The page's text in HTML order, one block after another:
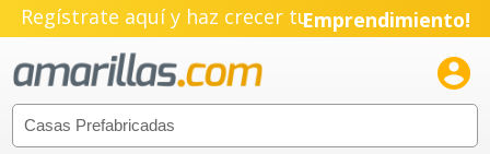
Regístrate aquí y haz crecer tuEmprendimiento!
